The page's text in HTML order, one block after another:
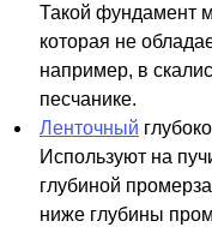
Такой фундамент
которая не
например, в
песчанике.
Ленточный
Используют на
глубиной
ниже глубины